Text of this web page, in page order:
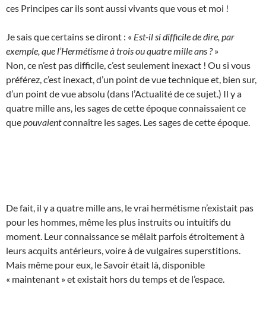
ces Principes car ils sont aussi vivants que vous et moi !
Je sais que certains se diront : « Est-il si difficile de dire, par
exemple, que l’Hermétisme à trois ou quatre mille ans ?»
Non, ce n’est pas difficile, c’est seulement inexact ! Ou si vous
préférez, c’est inexact, d’un point de vue technique et, bien sur,
d’un point de vue absolu (dans l’Actualité de ce sujet.) Il y a
quatre mille ans, les sages de cette époque connaissaient ce
quepouvaientconnaître les sages. Les sages de cette époque.
De fait, il y a quatre mille ans, le vrai hermétisme n’existait pas
pour les hommes, même les plus instruits ou intuitifs du
moment. Leur connaissance se mêlait parfois étroitement à
leurs acquits antérieurs, voire à de vulgaires superstitions.
Mais même pour eux, le Savoir était là, disponible
« maintenant » et existait hors du temps et de l’espace.